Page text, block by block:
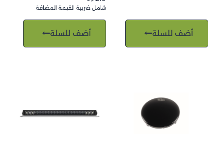
أضف للسلة
شامل ضريبة القيمة المضافة
أضف للسلة